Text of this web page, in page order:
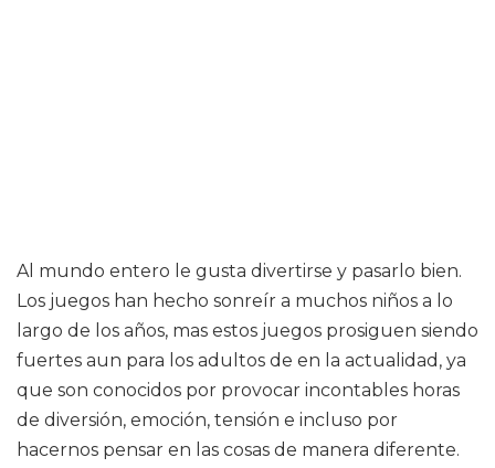
Al mundo entero le gusta divertirse y pasarlo bien.
Los juegos han hecho sonreír a muchos niños a lo
largo de los años, mas estos juegos prosiguen siendo
fuertes aun para los adultos de en la actualidad, ya
que son conocidos por provocar incontables horas
de diversión, emoción, tensión e incluso por
hacernos pensar en las cosas de manera diferente.